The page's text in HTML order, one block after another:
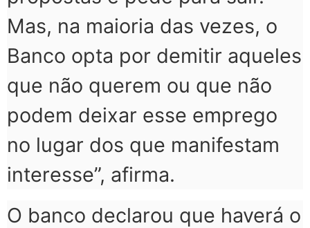
Mas, na maioria das vezes, o
Banco opta por demitir aqueles
que não querem ou que não
podem deixar esse emprego
no lugar dos que manifestam
interesse”, afirma.
O banco declarou que haverá o